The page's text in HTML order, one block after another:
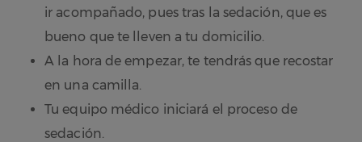
ir acompañado, pues tras la sedación, que es
bueno que te lleven a tu domicilio.
A la hora de empezar, te tendrás que recostar
en una camilla.
Tu equipo médico iniciará el proceso de
sedación.